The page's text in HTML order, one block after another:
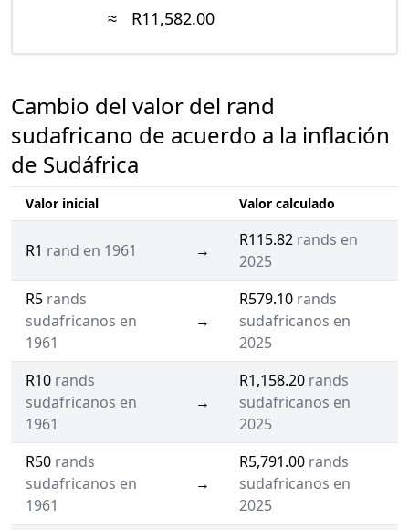
≈ R11,582.00
Cambio del valor del rand
sudafricano de acuerdo a la inflación
de Sudáfrica
Valor inicial Valor calculado
R1 rand en 1961 →
R115.82 rands en
2025
R5 rands
sudafricanos en
1961
→
R579.10 rands
sudafricanos en
2025
R10 rands
sudafricanos en
1961
→
R1,158.20 rands
sudafricanos en
2025
R50 rands
sudafricanos en
1961
→
R5,791.00 rands
sudafricanos en
2025